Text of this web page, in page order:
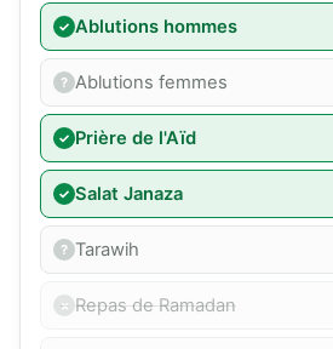
Ablutions hommes
Ablutions femmes
Prière de l'Aïd
Salat Janaza
Tarawih
Repas de Ramadan